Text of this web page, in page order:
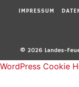
IMPRESSUM
© 2026 Landes-
WordPress Cookie